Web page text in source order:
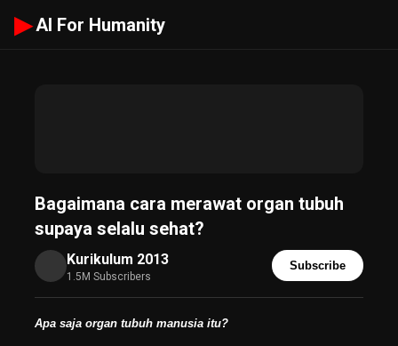
▶ AI For Humanity
Bagaimana cara merawat organ tubuh
supaya selalu sehat?
Kurikulum 2013
1.5M Subscribers
Subscribe
Apa saja organ tubuh manusia itu?